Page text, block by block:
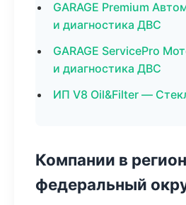
GARAGE Premium
и диагностика ДВС
GARAGE ServicePro
и диагностика ДВС
ИП V8 Oil&Filter —
Компании в
федеральный